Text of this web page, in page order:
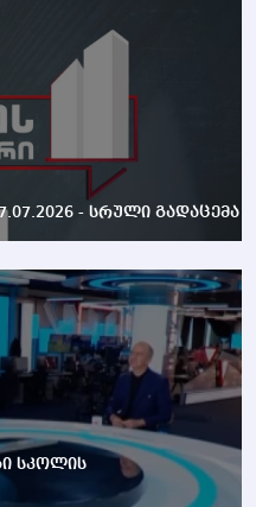
- სრული გადაცემა
სკოლის